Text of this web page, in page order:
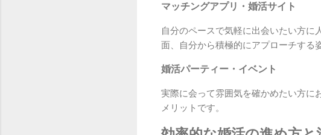
マッチングアプリ・婚活サイト
自分のペースで気軽に出会いたい方に
面、自分から積極的にアプローチする
婚活パーティー・イベント
実際に会って雰囲気を確かめたい方に
メリットです。